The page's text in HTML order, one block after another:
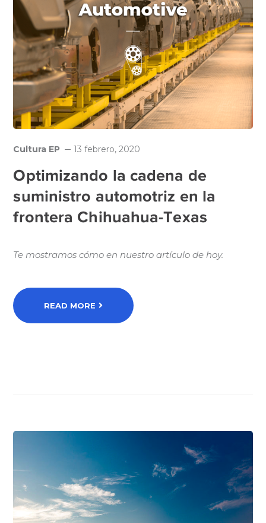
Cultura EP 13 febrero, 2020
Optimizando la cadena de
suministro automotriz en la
frontera Chihuahua-Texas
Te mostramos cómo en nuestro artículo de hoy.
READ MORE